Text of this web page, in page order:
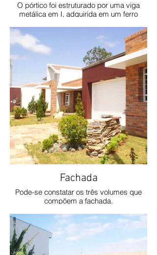
O pórtico foi estruturado por uma viga
metálica em I, adquirida em um ferro
Fachada
Pode-se constatar os três volumes que
compõem a fachada.